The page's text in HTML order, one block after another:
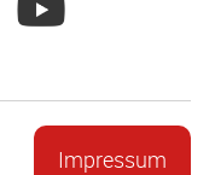
Impressum